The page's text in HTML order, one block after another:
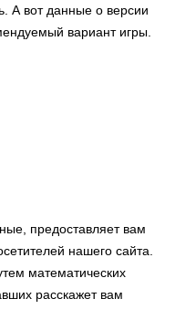
А вот данные о версии
вариант игры.
предоставляет вам
нашего сайта.
математических
расскажет вам